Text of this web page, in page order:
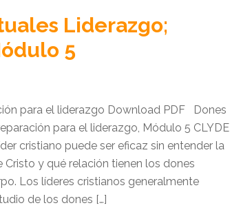
Liderazgo;
5
para el liderazgo Download PDF Dones
para el liderazgo, Módulo 5 CLYDE
cristiano puede ser eficaz sin entender la
Cristo y qué relación tienen los dones
Los líderes cristianos generalmente
de los dones […]